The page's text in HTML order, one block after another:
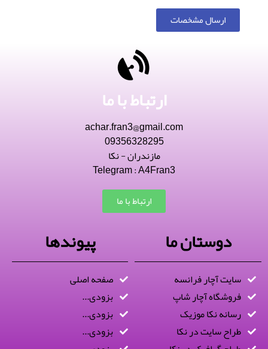
ارسال مشخصات
ارتباط با ما
achar.fran3@gmail.com
09356328295
مازندران - نکا
Telegram : A4Fran3
ارتباط با ما
دوستان ما
سایت آچار فرانسه
فروشگاه آچار شاپ
رسانه نکا موزیک
طراح سایت در نکا
پیوندها
صفحه اصلی
بزودی...
بزودی...
بزودی...